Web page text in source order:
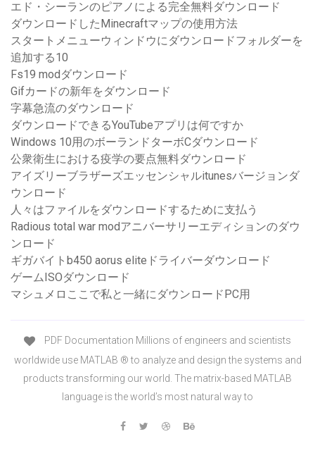
エド・シーランのピアノによる完全無料ダウンロード
ダウンロードしたMinecraftマップの使用方法
スタートメニューウィンドウにダウンロードフォルダーを
追加する10
Fs19 modダウンロード
Gifカードの新年をダウンロード
字幕急流のダウンロード
ダウンロードできるYouTubeアプリは何ですか
Windows 10用のボーランドターボCダウンロード
公衆衛生における疫学の要点無料ダウンロード
アイズリーブラザーズエッセンシャルitunesバージョンダ
ウンロード
人々はファイルをダウンロードするために支払う
Radious total war modアニバーサリーエディションのダウ
ンロード
ギガバイトb450 aorus eliteドライバーダウンロード
ゲームISOダウンロード
マシュメロここで私と一緒にダウンロードPC用
PDF Documentation Millions of engineers and scientists
worldwide use MATLAB ® to analyze and design the systems and
products transforming our world. The matrix-based MATLAB
language is the world’s most natural way to